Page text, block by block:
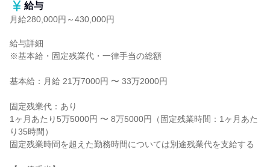
給与
月給280,000円～430,000円
給与詳細
※基本給・固定残業代・一律手当の総額
基本給：月給 21万7000円 〜 33万2000円
固定残業代：あり
1ヶ月あたり5万5000円 〜 8万5000円（固定残業時間：1ヶ月あた
り35時間）
固定残業時間を超えた勤務時間については別途残業代を支給する